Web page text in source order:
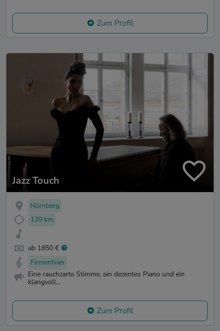
Zum Profil
Jazz Touch
Nürnberg
139 km
ab 1850 €
Firmenfeier
Eine rauchzarte Stimme, ein dezentes Piano und ein
klangvoll...
Zum Profil